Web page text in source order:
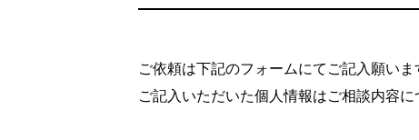
ご依頼は下記のフォームにてご記入願いま
ご記入いただいた個人情報はご相談内容